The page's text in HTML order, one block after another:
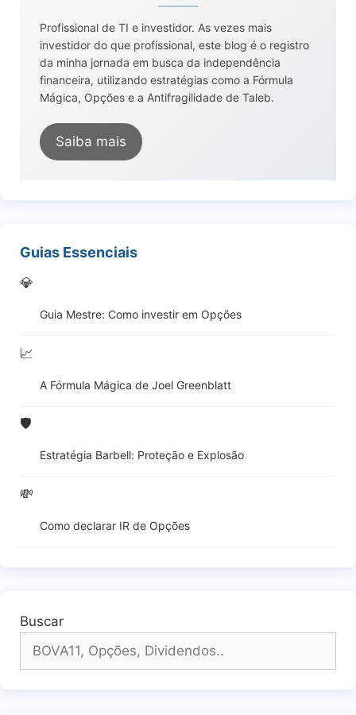
Profissional de TI e investidor. As vezes mais
investidor do que profissional, este blog é o registro
da minha jornada em busca da independência
financeira, utilizando estratégias como a Fórmula
Mágica, Opções e a Antifragilidade de Taleb.
Saiba mais
Guias Essenciais
💎
Guia Mestre: Como investir em Opções
📈
A Fórmula Mágica de Joel Greenblatt
🛡️
Estratégia Barbell: Proteção e Explosão
💸
Como declarar IR de Opções
Buscar